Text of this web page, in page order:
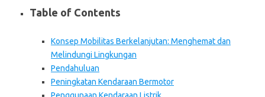
Table of Contents
Konsep Mobilitas Berkelanjutan: Menghemat dan
Melindungi Lingkungan
Pendahuluan
Peningkatan Kendaraan Bermotor